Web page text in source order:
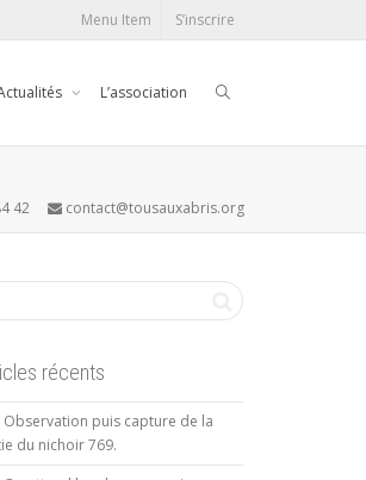
Menu Item S’inscrire
L’association
42 contact@tousauxabris.org
récents
Observation puis capture de la
du nichoir 769.